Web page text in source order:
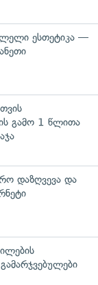
ესთეტიკა —
გამო 1 წლითა
დაზღვევა და